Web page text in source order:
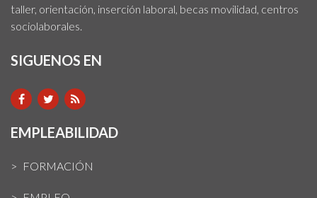
taller, orientación, inserción laboral, becas movilidad, centros
sociolaborales.
SIGUENOS EN
EMPLEABILIDAD
FORMACIÓN